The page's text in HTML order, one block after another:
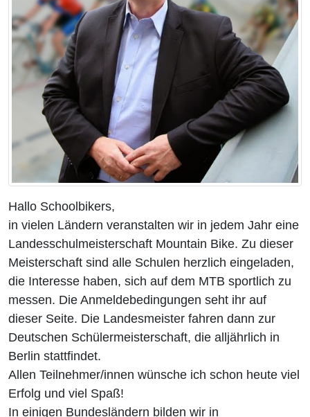
Hallo Schoolbikers,
in vielen Ländern veranstalten wir in jedem Jahr eine
Landesschulmeisterschaft Mountain Bike. Zu dieser
Meisterschaft sind alle Schulen herzlich eingeladen,
die Interesse haben, sich auf dem MTB sportlich zu
messen. Die Anmeldebedingungen seht ihr auf
dieser Seite. Die Landesmeister fahren dann zur
Deutschen Schülermeisterschaft, die alljährlich in
Berlin stattfindet.
Allen Teilnehmer/innen wünsche ich schon heute viel
Erfolg und viel Spaß!
In einigen Bundesländern bilden wir in